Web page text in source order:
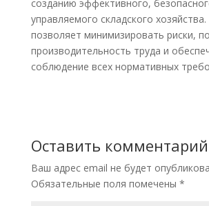
созданию эффективного,
управляемого складского
позволяет минимизировать риски,
производительность труда и
соблюдение всех нормативных
Оставить комментарий
Ваш адрес email не будет
Обязательные поля помечены *